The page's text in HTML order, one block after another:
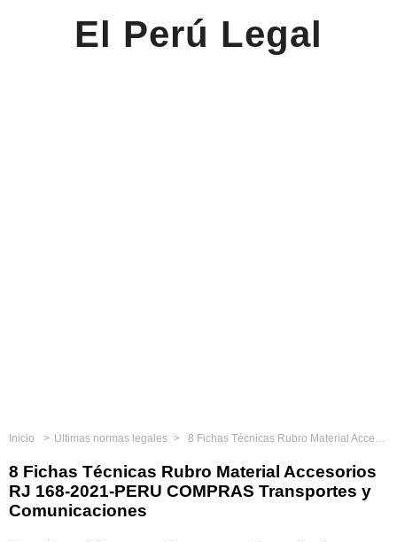
El Perú Legal
Inicio Últimas normas legales 8 Fichas Técnicas Rubro Material Accesorios RJ 168-2021-PERU COMPRAS Transportes y Comunicaciones
8 Fichas Técnicas Rubro Material Accesorios
RJ 168-2021-PERU COMPRAS Transportes y
Comunicaciones